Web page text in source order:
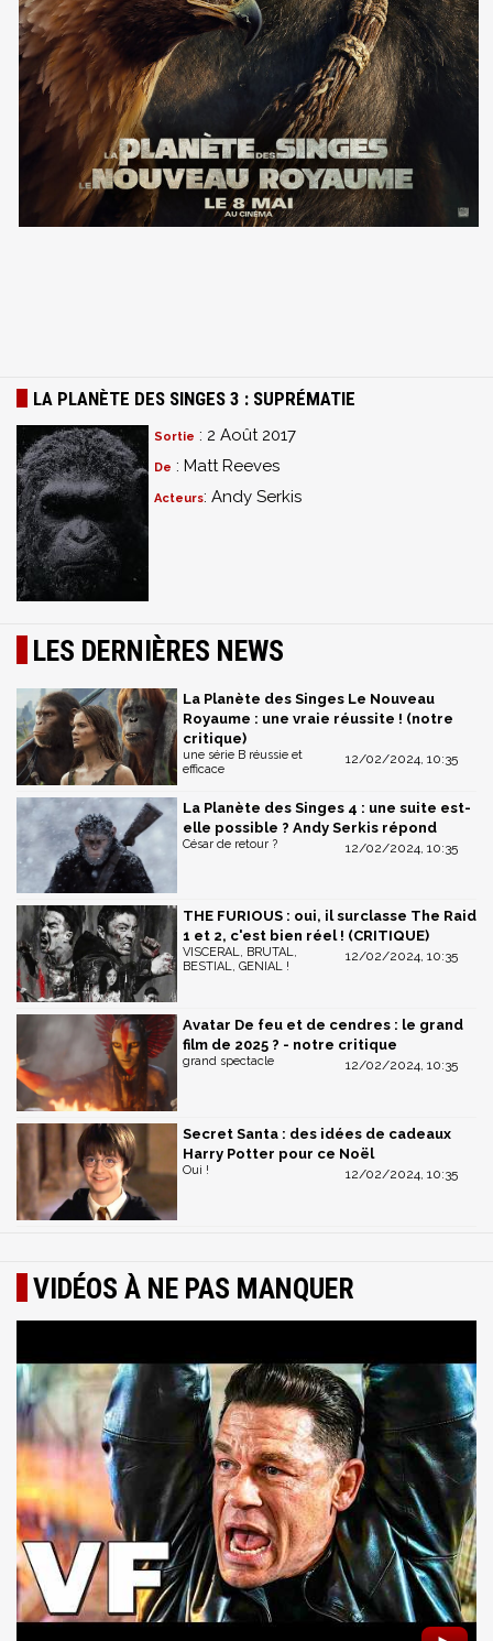
LA PLANÈTE DES SINGES 3 : SUPRÉMATIE
Sortie : 2 Août 2017
De : Matt Reeves
Acteurs: Andy Serkis
LES DERNIÈRES NEWS
La Planète des Singes Le Nouveau
Royaume : une vraie réussite ! (notre
critique)
12/02/2024, 10:35
une série B réussie et
efficace
La Planète des Singes 4 : une suite est-
elle possible ? Andy Serkis répond
12/02/2024, 10:35
César de retour ?
THE FURIOUS : oui, il surclasse The Raid
1 et 2, c'est bien réel ! (CRITIQUE)
12/02/2024, 10:35
VISCERAL, BRUTAL,
BESTIAL, GENIAL !
Avatar De feu et de cendres : le grand
film de 2025 ? - notre critique
12/02/2024, 10:35
grand spectacle
Secret Santa : des idées de cadeaux
Harry Potter pour ce Noël
12/02/2024, 10:35
Oui !
VIDÉOS À NE PAS MANQUER